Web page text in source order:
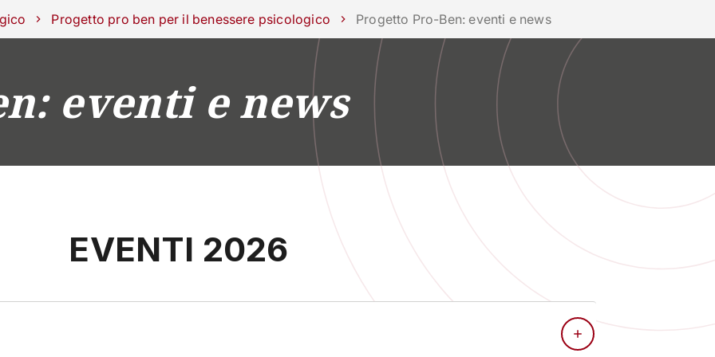
con noi phone
RICERCA CAMPUS LIFE IMPRESE E IMPATTO SOCIALE
Progetto pro ben per il benessere psicologico Progetto Pro-Ben: eventi e news
eventi e news
EVENTI 2026